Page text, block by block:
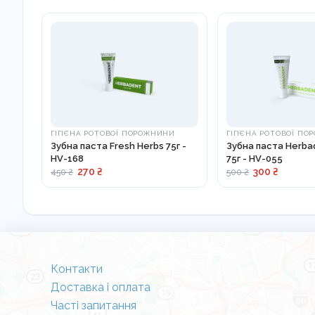
ГІГІЄНА РОТОВОЇ ПОРОЖНИНИ
Зубна паста Fresh Herbs 75г -
HV-168
450 ₴ 270 ₴
ГІГІЄНА РОТОВОЇ
Зубна паста
75г - HV-055
500 ₴ 300 ₴
Контакти
Доставка і оплата
Часті запитання